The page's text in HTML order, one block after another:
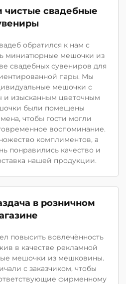
чистые свадебные
обратился к нам с
миниатюрные мешочки из
свадебных сувениров для
пары. Мы
мешочки с
и изысканным цветочным
были помещены
чтобы гости могли
воспоминание.
комплиментов, а
понравились качество и
нашей продукции.
в розничном
повысить вовлечённость
в качестве рекламной
мешочки из мешковины.
с заказчиком, чтобы
фирменному